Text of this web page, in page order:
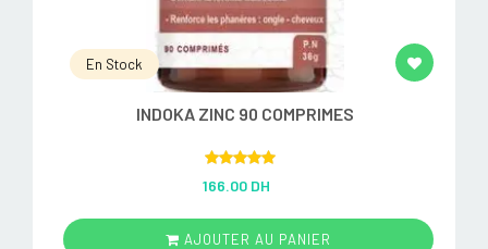
En Stock
INDOKA ZINC 90 COMPRIMES
out of 5
166.00 DH
AJOUTER AU PANIER